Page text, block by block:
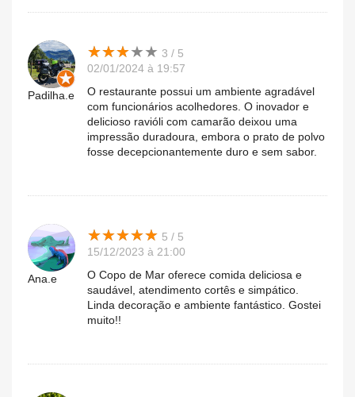
Padilha.e
★★★★★
★★★★★ 3 / 5
02/01/2024 à 19:57
O restaurante possui um ambiente agradável
com funcionários acolhedores. O inovador e
delicioso ravióli com camarão deixou uma
impressão duradoura, embora o prato de polvo
fosse decepcionantemente duro e sem sabor.
Ana.e
★★★★★
★★★★★ 5 / 5
15/12/2023 à 21:00
O Copo de Mar oferece comida deliciosa e
saudável, atendimento cortês e simpático.
Linda decoração e ambiente fantástico. Gostei
muito!!